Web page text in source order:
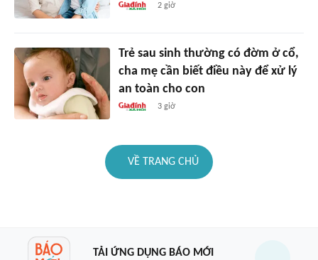
2 giờ
Trẻ sau sinh thường có đờm ở cổ,
cha mẹ cần biết điều này để xử lý
an toàn cho con
3 giờ
VỀ TRANG CHỦ
TẢI ỨNG DỤNG BÁO MỚI